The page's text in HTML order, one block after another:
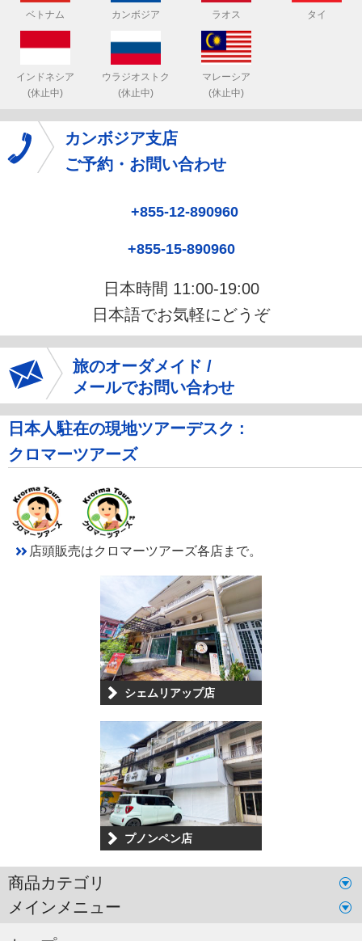
ベトナム カンボジア ラオス タイ
インドネシア
(休止中)
ウラジオストク
(休止中)
マレーシア
(休止中)
カンボジア支店
ご予約・お問い合わせ
+855-12-890960
+855-15-890960
日本時間 11:00-19:00
日本語でお気軽にどうぞ
旅のオーダメイド /
メールでお問い合わせ
日本人駐在の現地ツアーデスク :
クロマーツアーズ
店頭販売はクロマーツアーズ各店まで。
シェムリアップ店
プノンペン店
商品カテゴリ
メインメニュー